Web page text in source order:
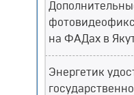
на ФАДах в
Энергетик